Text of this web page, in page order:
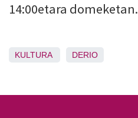
14:00etara domeketan.
KULTURA DERIO